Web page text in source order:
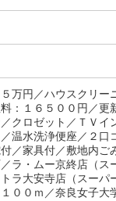
万円／ハウスクリ
：１６５００円／更
クロゼット／ＴＶ
温水洗浄便座／２
／家具付／敷地内
ラ・ムー京終店（
ラ大安寺店（スー
１００ｍ／奈良女子